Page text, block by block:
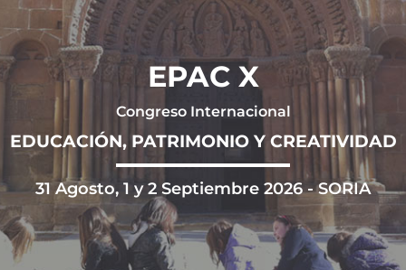
EPAC X
Congreso Internacional
EDUCACIÓN, PATRIMONIO Y CREATIVIDAD
31 Agosto, 1 y 2 Septiembre 2026 - SORIA